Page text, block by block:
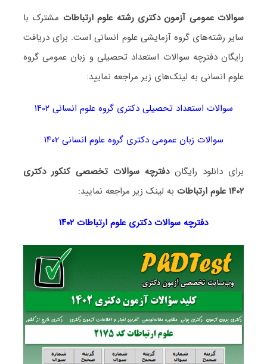
سوالات عمومی آزمون دکتری رشته علوم ارتباطات مشترک با
سایر رشته‌های گروه آزمایشی علوم انسانی است. برای دریافت
رایگان دفترچه سوالات استعداد تحصیلی و زبان عمومی گروه
علوم انسانی به لینک‌های زیر مراجعه نمایید:
سوالات استعداد تحصیلی دکتری گروه علوم انسانی ۱۴۰۲
سوالات زبان عمومی دکتری گروه علوم انسانی ۱۴۰۲
برای دانلود رایگاندفترچه سوالات تخصصی کنکور دکتری
۱۴۰۲ علوم ارتباطات
به لینک زیر مراجعه نمایید:
دفترچه سوالات دکتری علوم ارتباطات ۱۴۰۲